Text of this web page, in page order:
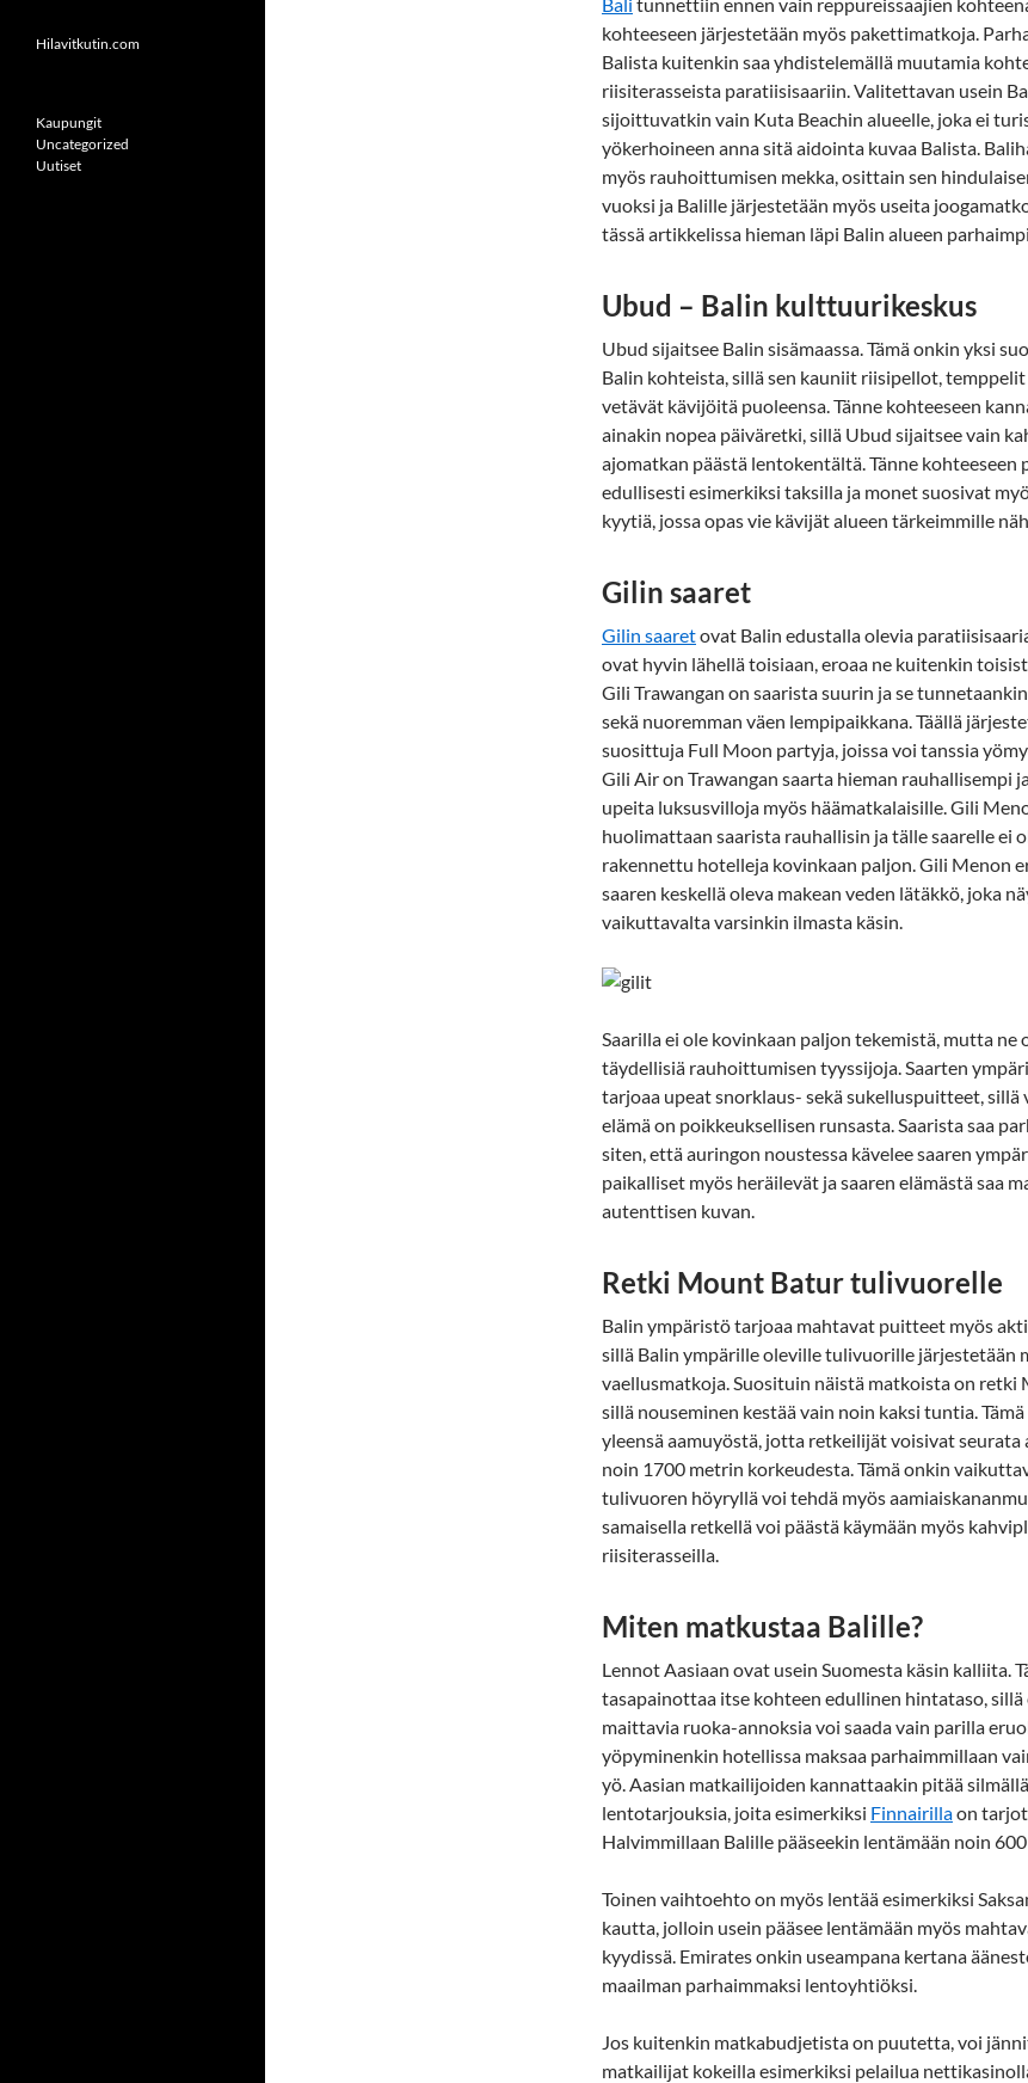
kohteeseen järjestetään myös pakettimatkoja.
Balista kuitenkin saa yhdistelemällä muutamia
riisiterasseista paratiisisaariin. Valitettavan usein
sijoittuvatkin vain Kuta Beachin alueelle, joka ei
yökerhoineen anna sitä aidointa kuvaa Balista.
myös rauhoittumisen mekka, osittain sen
vuoksi ja Balille järjestetään myös useita
tässä artikkelissa hieman läpi Balin alueen
Ubud – Balin kulttuurikeskus
Ubud sijaitsee Balin sisämaassa. Tämä onkin yksi
Balin kohteista, sillä sen kauniit riisipellot, temppelit
vetävät kävijöitä puoleensa. Tänne kohteeseen
ainakin nopea päiväretki, sillä Ubud sijaitsee vain
ajomatkan päästä lentokentältä. Tänne kohteeseen
edullisesti esimerkiksi taksilla ja monet suosivat
kyytiä, jossa opas vie kävijät alueen tärkeimmille
Gilin saaret
Gilin saaretovat Balin edustalla olevia
ovat hyvin lähellä toisiaan, eroaa ne kuitenkin
Gili Trawangan on saarista suurin ja se
sekä nuoremman väen lempipaikkana. Täällä
suosittuja Full Moon partyja, joissa voi tanssia
Gili Air on Trawangan saarta hieman rauhallisempi
upeita luksusvilloja myös häämatkalaisille. Gili
huolimattaan saarista rauhallisin ja tälle saarelle ei
rakennettu hotelleja kovinkaan paljon. Gili Menon
saaren keskellä oleva makean veden lätäkkö, joka
vaikuttavalta varsinkin ilmasta käsin.
Saarilla ei ole kovinkaan paljon tekemistä, mutta ne
täydellisiä rauhoittumisen tyyssijoja. Saarten
tarjoaa upeat snorklaus- sekä sukelluspuitteet, sillä
elämä on poikkeuksellisen runsasta. Saarista saa
siten, että auringon noustessa kävelee saaren
paikalliset myös heräilevät ja saaren elämästä saa
autenttisen kuvan.
Retki Mount Batur tulivuorelle
Balin ympäristö tarjoaa mahtavat puitteet myös
sillä Balin ympärille oleville tulivuorille järjestetään
vaellusmatkoja. Suosituin näistä matkoista on retki
sillä nouseminen kestää vain noin kaksi tuntia.
yleensä aamuyöstä, jotta retkeilijät voisivat seurata
noin 1700 metrin korkeudesta. Tämä onkin
tulivuoren höyryllä voi tehdä myös
samaisella retkellä voi päästä käymään myös
riisiterasseilla.
Miten matkustaa Balille?
Lennot Aasiaan ovat usein Suomesta käsin kalliita.
tasapainottaa itse kohteen edullinen hintataso, sillä
maittavia ruoka-annoksia voi saada vain parilla
yöpyminenkin hotellissa maksaa parhaimmillaan
yö. Aasian matkailijoiden kannattaakin pitää
lentotarjouksia, joita esimerkiksi Finnairillaon
Halvimmillaan Balille pääseekin lentämään noin
Toinen vaihtoehto on myös lentää esimerkiksi
kautta, jolloin usein pääsee lentämään myös
kyydissä. Emirates onkin useampana kertana
maailman parhaimmaksi lentoyhtiöksi.
Jos kuitenkin matkabudjetista on puutetta, voi
matkailijat kokeilla esimerkiksi pelailua
Hilavitkutin.com
Kaupungit
Uncategorized
Uutiset